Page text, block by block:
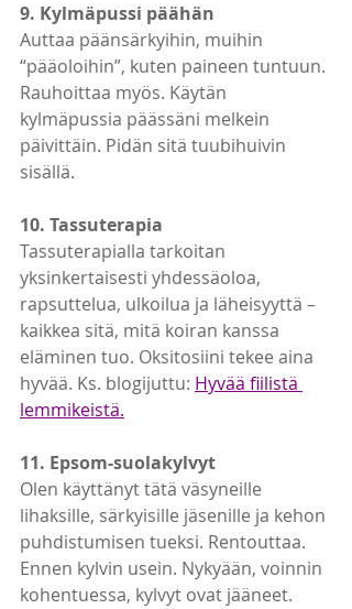
9. Kylmäpussi päähän
Auttaa päänsärkyihin, muihin
“pääoloihin”, kuten paineen tuntuun.
Rauhoittaa myös. Käytän
kylmäpussia päässäni melkein
päivittäin. Pidän sitä tuubihuivin
sisällä.
10. Tassuterapia
Tassuterapialla tarkoitan
yksinkertaisesti yhdessäoloa,
rapsuttelua, ulkoilua ja läheisyyttä –
kaikkea sitä, mitä koiran kanssa
eläminen tuo. Oksitosiini tekee aina
hyvää. Ks. blogijuttu: Hyvää fiilistä
lemmikeistä.
11. Epsom-suolakylvyt
Olen käyttänyt tätä väsyneille
lihaksille, särkyisille jäsenille ja kehon
puhdistumisen tueksi. Rentouttaa.
Ennen kylvin usein. Nykyään, voinnin
kohentuessa, kylvyt ovat jääneet.